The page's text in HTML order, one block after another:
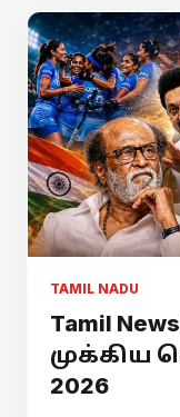
TAMIL NADU
Tamil
முக்கிய
2026